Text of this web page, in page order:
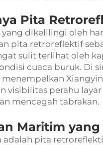
Pita
dikelilingi oleh
pita retroreflektif
sulit terlihat oleh
cuaca buruk. Di
visibilitas perahu
mencegah tabrakan.
Maritim yang
adalah pita